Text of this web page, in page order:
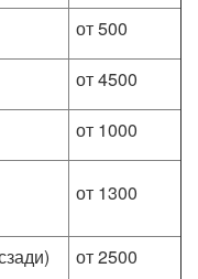
от 500
от 4500
от 1000
от 1300
от 2500